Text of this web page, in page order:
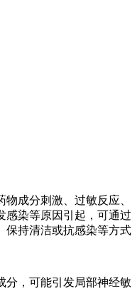
成分刺激、过敏反应、
感染等原因引起，可通过
保持清洁或抗感染等方式
分，可能引发局部神经敏